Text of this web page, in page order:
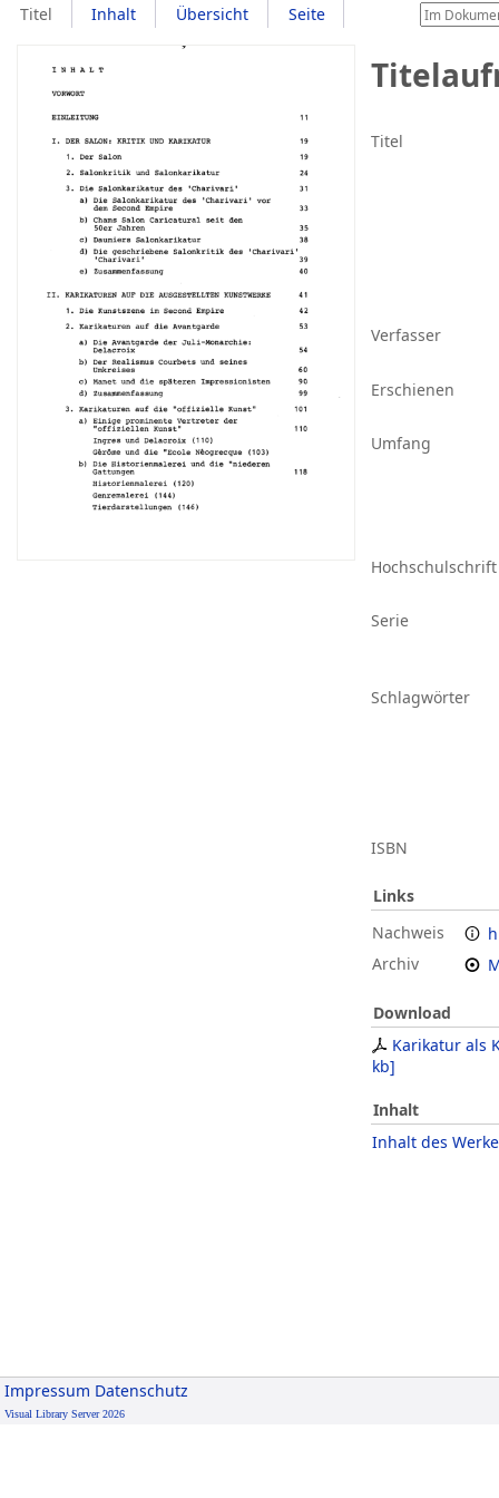
Titel Inhalt Übersicht Seite
Titel
Verfasser
Erschienen
Umfang
Hochschulschrift
Serie
Schlagwörter
ISBN
Links
Nachweis
Archiv
Download
Karikatur als
kb]
Inhalt
Inhalt des
Impressum Datenschutz
Visual Library Server 2026